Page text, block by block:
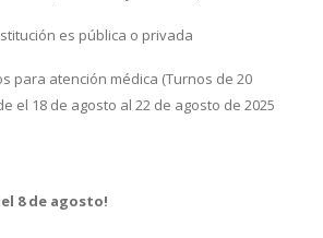
es pública o privada
para atención médica (Turnos de 20
el 18 de agosto al 22 de agosto de 2025
8 de agosto!